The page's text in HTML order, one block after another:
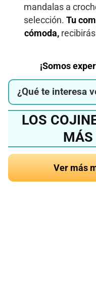
mandalas a
selección. Tu
cómoda,recibirás
¡Somos
¿Qué te interesa
LOS
MÁS
Ver más